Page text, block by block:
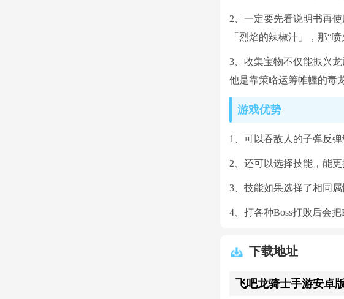
2、一定要先看说明书再
「烈焰的辣椒汁」，那“
3、收集宝物不仅能振兴
他是靠策略运筹帷幄的毒
游戏优势
1、可以吞敌人的子弹反
2、还可以选择技能，能
3、技能如果选择了相同
4、打各种Boss打败后会
下载地址
飞吧龙骑士手游安卓